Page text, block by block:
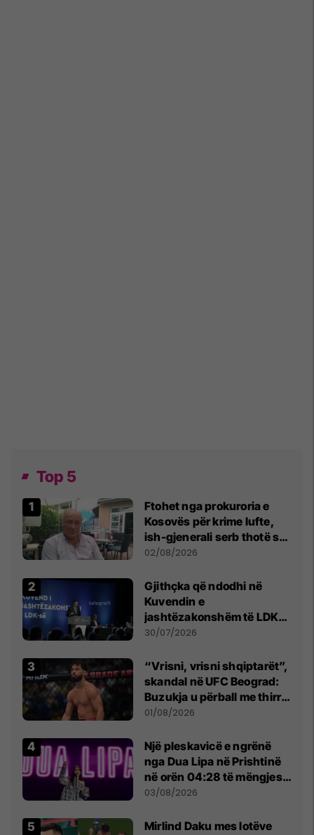
Top 5
Ftohet nga prokuroria e
Kosovës për krime lufte,
ish-gjenerali serb thotë se
dikush e tradhtoi në
02/08/2026
Gjithçka që ndodhi në
Kuvendin e
jashtëzakonshëm të LDK-
së
30/07/2026
“Vrisni, vrisni shqiptarët”,
skandal në UFC Beograd:
Buzukja u përball me thirrje
anti-shqiptare nga
01/08/2026
Një pleskavicë e ngrënë
nga Dua Lipa në Prishtinë
në orën 04:28 të mëngjesit
- dhe bota digjitale serbe
03/08/2026
Mirlind Daku mes lotëve